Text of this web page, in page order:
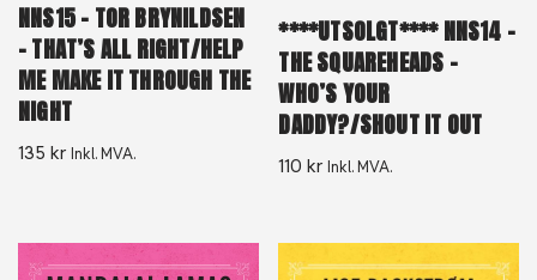
NNS15 – TOR BRYNILDSEN
– THAT’S ALL RIGHT/HELP
ME MAKE IT THROUGH THE
NIGHT
135 kr Inkl. MVA.
****UTSOLGT**** NNS14 –
THE SQUAREHEADS –
WHO’S YOUR
DADDY?/SHOUT IT OUT
110kr Inkl. MVA.